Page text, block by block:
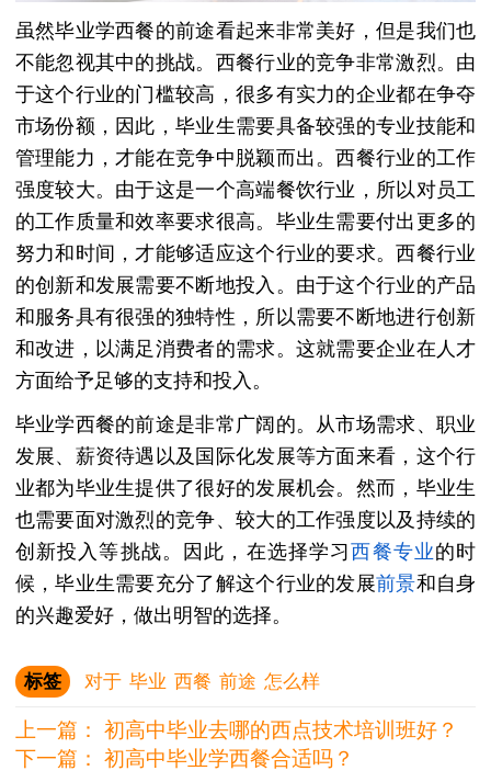
虽然毕业学西餐的前途看起来非常美好，但是我们也
不能忽视其中的挑战。西餐行业的竞争非常激烈。由
于这个行业的门槛较高，很多有实力的企业都在争夺
市场份额，因此，毕业生需要具备较强的专业技能和
管理能力，才能在竞争中脱颖而出。西餐行业的工作
强度较大。由于这是一个高端餐饮行业，所以对员工
的工作质量和效率要求很高。毕业生需要付出更多的
努力和时间，才能够适应这个行业的要求。西餐行业
的创新和发展需要不断地投入。由于这个行业的产品
和服务具有很强的独特性，所以需要不断地进行创新
和改进，以满足消费者的需求。这就需要企业在人才
方面给予足够的支持和投入。
毕业学西餐的前途是非常广阔的。从市场需求、职业
发展、薪资待遇以及国际化发展等方面来看，这个行
业都为毕业生提供了很好的发展机会。然而，毕业生
也需要面对激烈的竞争、较大的工作强度以及持续的
创新投入等挑战。因此，在选择学习西餐专业的时
候，毕业生需要充分了解这个行业的发展前景和自身
的兴趣爱好，做出明智的选择。
标签 对于 毕业 西餐 前途 怎么样
上一篇： 初高中毕业去哪的西点技术培训班好？
下一篇： 初高中毕业学西餐合适吗？